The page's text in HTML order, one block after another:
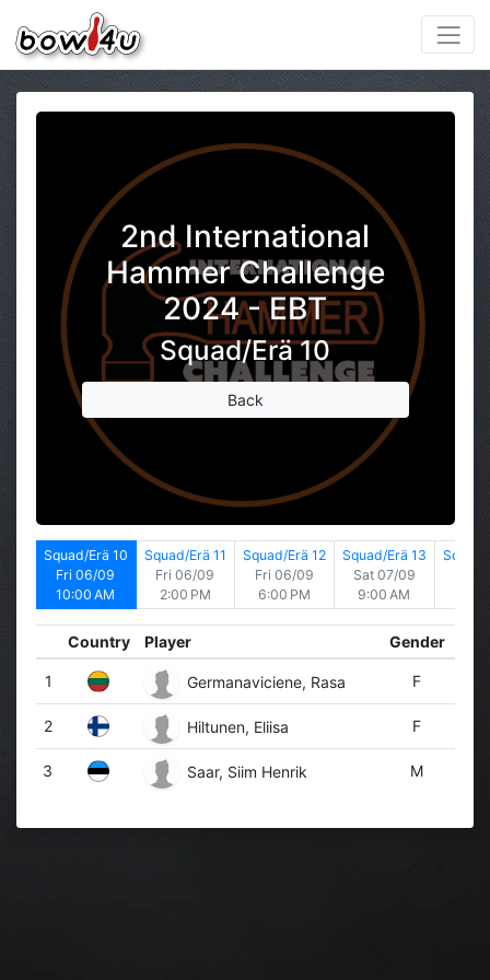
2nd International
Hammer Challenge
2024 - EBT
Squad/Erä 10
Back
Squad/Erä 10
Fri 06/09
10:00 AM
Squad/Erä 11
Fri 06/09
2:00 PM
Squad/Erä 12
Fri 06/09
6:00 PM
Squad/Erä 13
Sat 07/09
9:00 AM
Squad/
Country Player Gender
1 Germanaviciene, Rasa F
2 Hiltunen, Eliisa F
3 Saar, Siim Henrik M